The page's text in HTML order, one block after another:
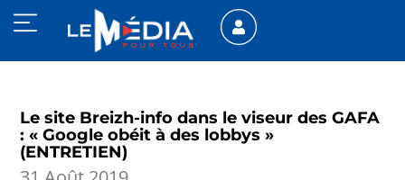
Le site Breizh-info dans le viseur des GAFA
: « Google obéit à des lobbys »
(ENTRETIEN)